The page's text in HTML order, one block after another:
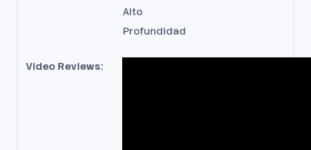
Alto
Profundidad
Video Reviews: